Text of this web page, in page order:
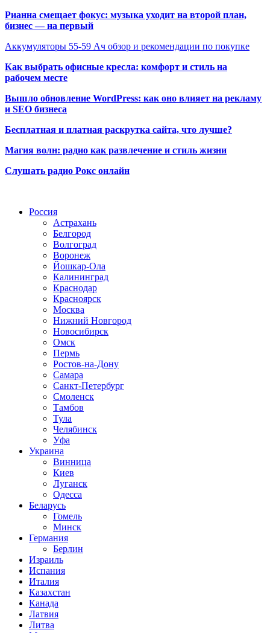
Рианна смещает фокус: музыка уходит на второй план,
бизнес — на первый
Аккумуляторы 55-59 Ач обзор и рекомендации по покупке
Как выбрать офисные кресла: комфорт и стиль на
рабочем месте
Вышло обновление WordPress: как оно влияет на рекламу
и SEO бизнеса
Бесплатная и платная раскрутка сайта, что лучше?
Магия волн: радио как развлечение и стиль жизни
Слушать радио Рокс онлайн
Россия
Астрахань
Белгород
Волгоград
Воронеж
Йошкар-Ола
Калининград
Краснодар
Красноярск
Москва
Нижний Новгород
Новосибирск
Омск
Пермь
Ростов-на-Дону
Самара
Санкт-Петербург
Смоленск
Тамбов
Тула
Челябинск
Уфа
Украина
Винница
Киев
Луганск
Одесса
Беларусь
Гомель
Минск
Германия
Берлин
Израиль
Испания
Италия
Казахстан
Канада
Латвия
Литва